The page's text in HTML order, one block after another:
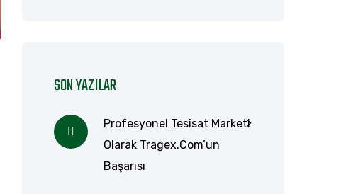
SON YAZILAR
Profesyonel Tesisat Marketi
Olarak Tragex.com’un
Başarısı